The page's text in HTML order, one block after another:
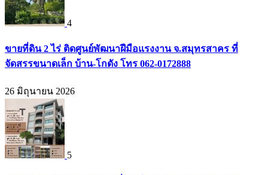
4
ขายที่ดิน 2 ไร่ ติดศูนย์พัฒนาฝีมือแรงงาน จ.สมุทรสาคร ที่
จัดสรรขนาดเล็ก บ้าน-โกดัง โทร 062-0172888
26 มิถุนายน 2026
5